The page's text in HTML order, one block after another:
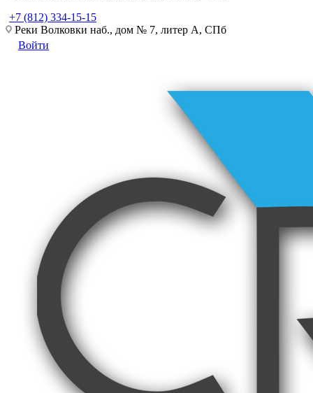
+7 (812) 334-15-15
Реки Волковки наб., дом № 7, литер А, СПб
Войти